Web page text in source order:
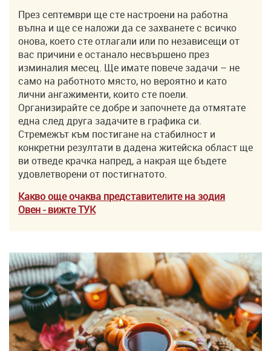
През септември ще сте настроени на работна
вълна и ще се наложи да се захванете с всичко
онова, което сте отлагали или по независещи от
вас причини е останало несвършено през
изминалия месец. Ще имате повече задачи – не
само на работното място, но вероятно и като
лични ангажименти, които сте поели.
Организирайте се добре и започнете да отмятате
една след друга задачите в графика си.
Стремежът към постигане на стабилност и
конкретни резултати в дадена житейска област ще
ви отведе крачка напред, а накрая ще бъдете
удовлетворени от постигнатото.
Какво още очаква представителите на зодия
Овен- вижте ТУK